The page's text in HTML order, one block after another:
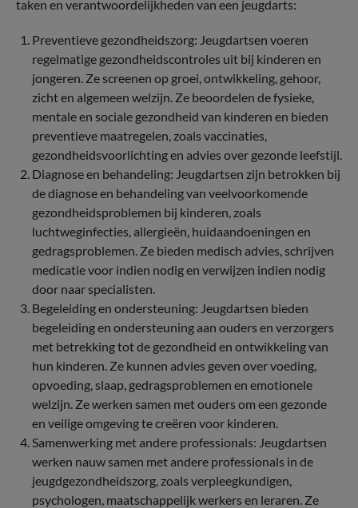
taken en verantwoordelijkheden van een jeugdarts:
Preventieve gezondheidszorg: Jeugdartsen voeren
regelmatige gezondheidscontroles uit bij kinderen en
jongeren. Ze screenen op groei, ontwikkeling, gehoor,
zicht en algemeen welzijn. Ze beoordelen de fysieke,
mentale en sociale gezondheid van kinderen en bieden
preventieve maatregelen, zoals vaccinaties,
gezondheidsvoorlichting en advies over gezonde leefstijl.
Diagnose en behandeling: Jeugdartsen zijn betrokken bij
de diagnose en behandeling van veelvoorkomende
gezondheidsproblemen bij kinderen, zoals
luchtweginfecties, allergieën, huidaandoeningen en
gedragsproblemen. Ze bieden medisch advies, schrijven
medicatie voor indien nodig en verwijzen indien nodig
door naar specialisten.
Begeleiding en ondersteuning: Jeugdartsen bieden
begeleiding en ondersteuning aan ouders en verzorgers
met betrekking tot de gezondheid en ontwikkeling van
hun kinderen. Ze kunnen advies geven over voeding,
opvoeding, slaap, gedragsproblemen en emotionele
welzijn. Ze werken samen met ouders om een gezonde
en veilige omgeving te creëren voor kinderen.
Samenwerking met andere professionals: Jeugdartsen
werken nauw samen met andere professionals in de
jeugdgezondheidszorg, zoals verpleegkundigen,
psychologen, maatschappelijk werkers en leraren. Ze